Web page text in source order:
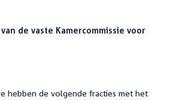
de vaste Kamercommissie voor
hebben de volgende fracties met het